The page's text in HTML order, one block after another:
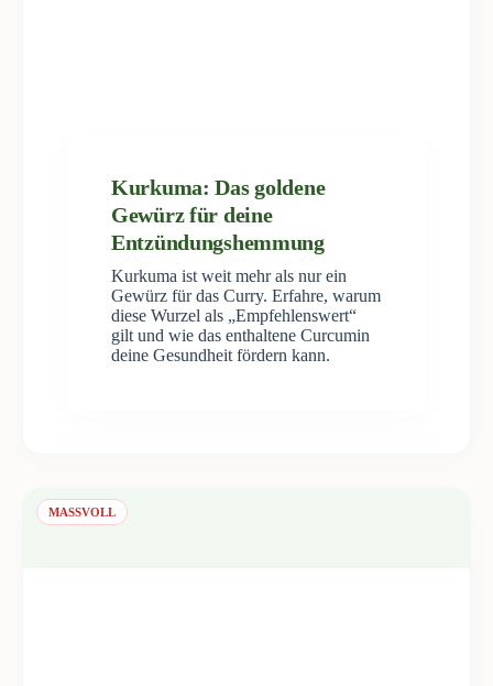
Kurkuma: Das goldene
Gewürz für deine
Entzündungshemmung
Kurkuma ist weit mehr als nur ein
Gewürz für das Curry. Erfahre, warum
diese Wurzel als „Empfehlenswert“
gilt und wie das enthaltene Curcumin
deine Gesundheit fördern kann.
MASSVOLL